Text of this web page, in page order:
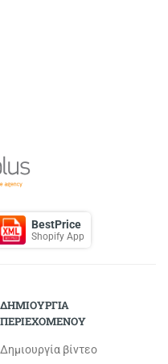
BestPrice
Shopify App
ΔΗΜΙΟΥΡΓΙΑ
ΠΕΡΙΕΧΟΜΕΝΟΥ
Δημιουργία βίντεο